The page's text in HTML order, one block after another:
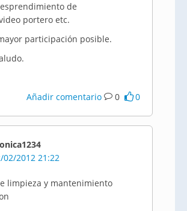
de
portero etc.
participación posible.
Añadir comentario 0 0
02/2012 21:22
limpieza y mantenimiento